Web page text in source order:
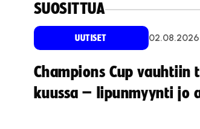
SUOSITTUA
UUTISET 02.08.2026
Champions Cup vauhtiin
kuussa – lipunmyynti jo